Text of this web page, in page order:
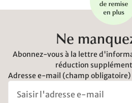
Ne
Abonnez-vous à la lettre
réduction
Adresse e-mail (champ obligatoire)